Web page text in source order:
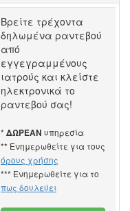
Βρείτε τρέχοντα
δηλωμένα ραντεβού
από
εγγεγραμμένους
ιατρούς και κλείστε
ηλεκτρονικά το
ραντεβού σας!
* ΔΩΡΕΑΝ υπηρεσία
** Ενημερωθείτε για τους
όρους χρήσης
*** Ενημερωθείτε για το
πως δουλεύει